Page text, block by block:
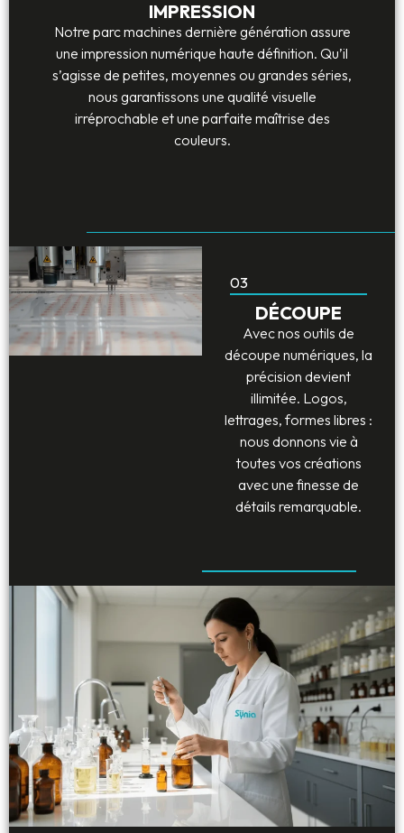
IMPRESSION
Notre parc machines dernière génération assure
une impression numérique haute définition. Qu’il
s’agisse de petites, moyennes ou grandes séries,
nous garantissons une qualité visuelle
irréprochable et une parfaite maîtrise des
couleurs.
03
DÉCOUPE
Avec nos outils de
découpe numériques, la
précision devient
illimitée. Logos,
lettrages, formes libres :
nous donnons vie à
toutes vos créations
avec une finesse de
détails remarquable.